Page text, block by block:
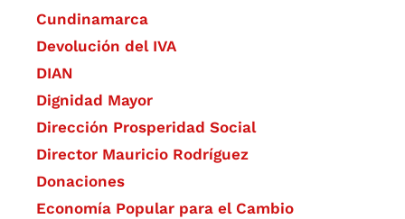
Cundinamarca
Devolución del IVA
DIAN
Dignidad Mayor
Dirección Prosperidad Social
Director Mauricio Rodríguez
Donaciones
Economía Popular para el Cambio